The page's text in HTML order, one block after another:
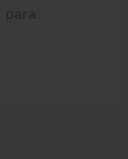
para